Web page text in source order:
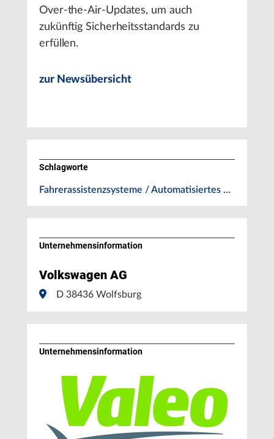
Over-the-Air-Updates, um auch
zukünftig Sicherheitsstandards zu
erfüllen.
zur Newsübersicht
Schlagworte
Fahrerassistenzsysteme / Automatisiertes …
Unternehmens­information
Volkswagen AG
D 38436 Wolfsburg
Unternehmens­information